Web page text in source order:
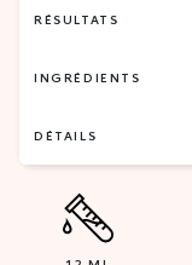
RÉSULTATS
INGRÉDIENTS
DÉTAILS